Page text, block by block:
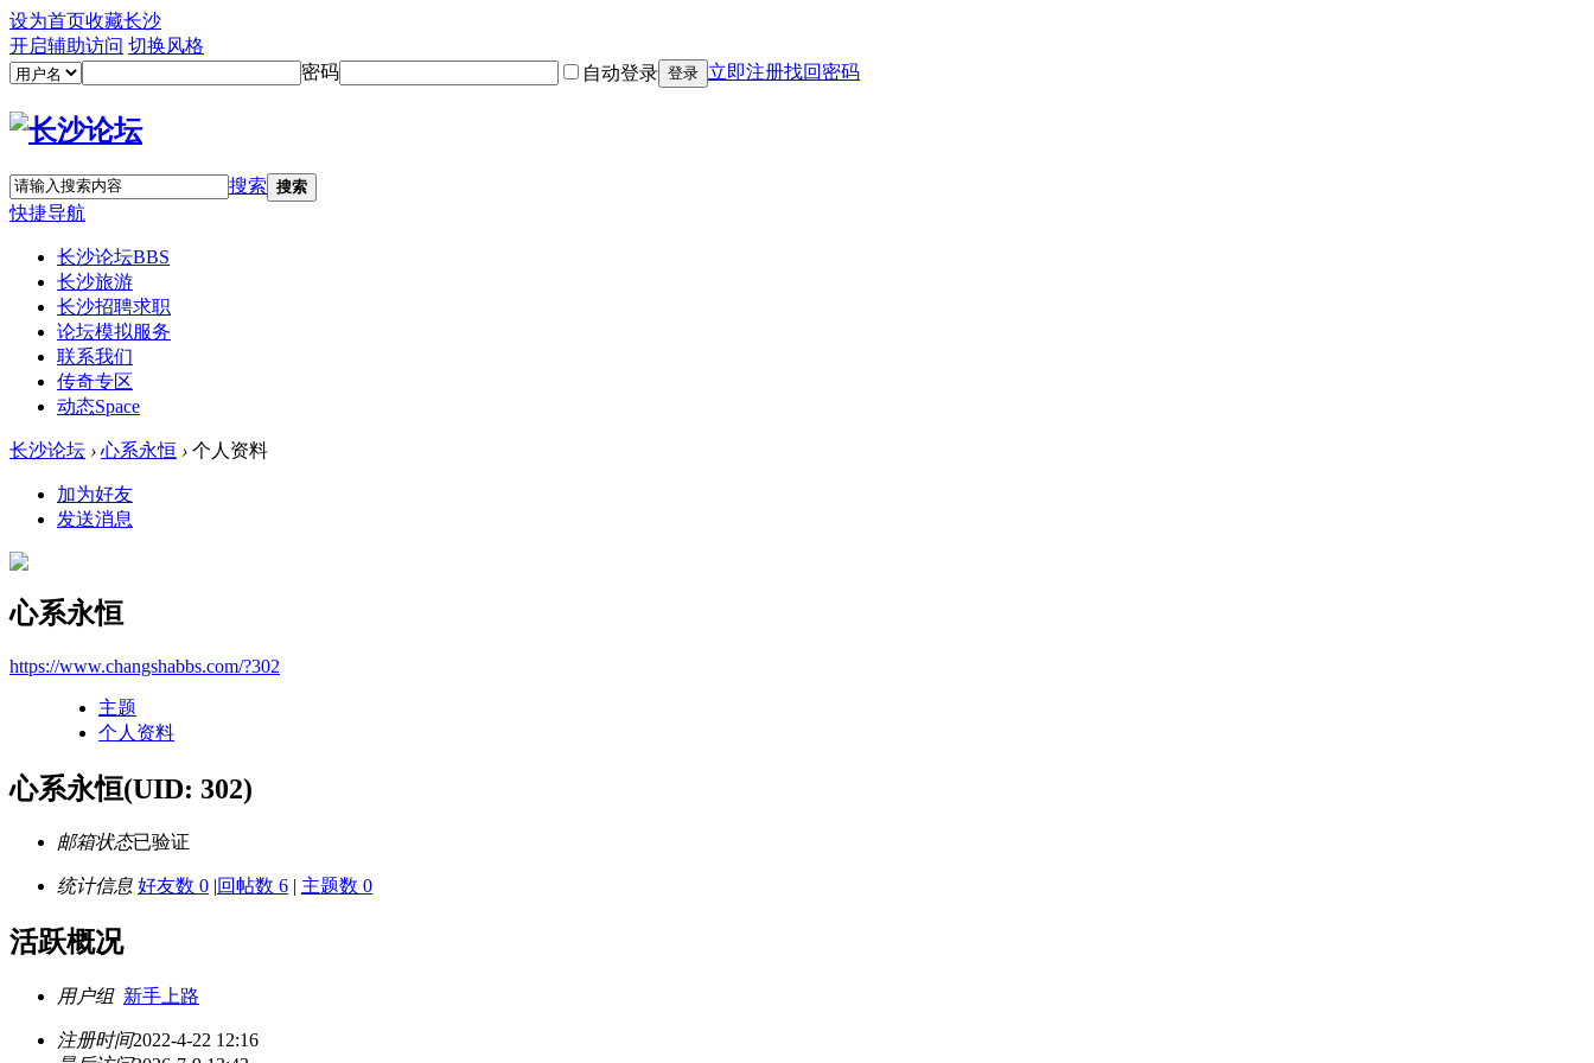
设为首页收藏长沙
开启辅助访问 切换风格
密码
自动登录 登录 立即注册找回密码
搜索 搜索
快捷导航
长沙论坛BBS
长沙旅游
长沙招聘求职
论坛模拟服务
联系我们
传奇专区
动态Space
长沙论坛 › 心系永恒 › 个人资料
加为好友
发送消息
心系永恒
https://www.changshabbs.com/?302
主题
个人资料
心系永恒(UID: 302)
邮箱状态已验证
统计信息 好友数 0 |回帖数 6 | 主题数 0
活跃概况
用户组 新手上路
注册时间2022-4-22 12:16